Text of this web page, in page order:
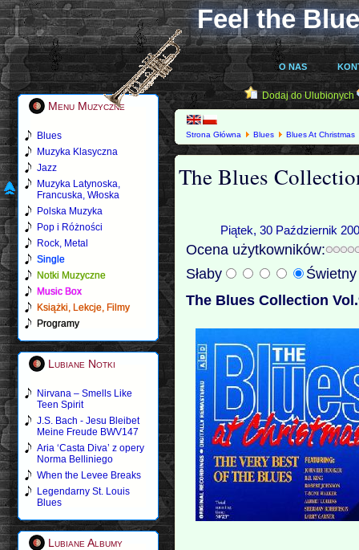
Feel the
O NAS
Menu Muzyczne
Blues
Muzyka Klasyczna
Jazz
Muzyka Latynoska,
Francuska, Włoska
Polska Muzyka
Pop i Różności
Rock, Metal
Single
Notki Muzyczne
Music Box
Książki, Lekcje, Filmy
Programy
Lubiane Notki
Nirvana – Smells Like
Teen Spirit
J.S. Bach - Jesu Bleibet
Meine Freude BWV147
Aria ‘Casta Diva’ z opery
Norma Belliniego
When the Levee Breaks
Legendarny St. Louis
Blues
Lubiane Albumy
Dodaj do Ulubionych
Strona Główna Blues Blues At Christmas
The Blues
Piątek, 30 Październik
Ocena użytkowników:
Słaby
The Blues Collection